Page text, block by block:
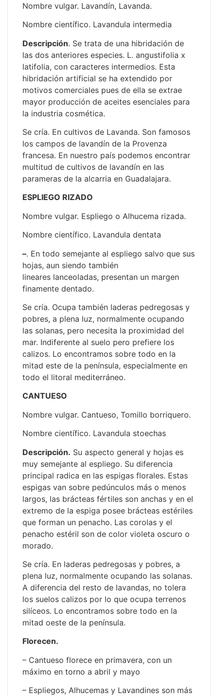
Nombre vulgar. Lavandín, Lavanda.
Nombre científico. Lavandula intermedia
Descripción. Se trata de una hibridación de
las dos anteriores especies. L. angustifolia x
latifolia, con caracteres intermedios. Esta
hibridación artificial se ha extendido por
motivos comerciales pues de ella se extrae
mayor producción de aceites esenciales para
la industria cosmética.
Se cría. En cultivos de Lavanda. Son famosos
los campos de lavandín de la Provenza
francesa. En nuestro país podemos encontrar
multitud de cultivos de lavandín en las
parameras de la alcarria en Guadalajara.
ESPLIEGO RIZADO
Nombre vulgar. Espliego o Alhucema rizada.
Nombre científico. Lavandula dentata
–. En todo semejante al espliego salvo que sus
hojas, aun siendo también
lineares lanceoladas, presentan un margen
finamente dentado.
Se cría. Ocupa también laderas pedregosas y
pobres, a plena luz, normalmente ocupando
las solanas, pero necesita la proximidad del
mar. Indiferente al suelo pero prefiere los
calizos. Lo encontramos sobre todo en la
mitad este de la península, especialmente en
todo el litoral mediterráneo.
CANTUESO
Nombre vulgar. Cantueso, Tomillo borriquero.
Nombre científico. Lavandula stoechas
Descripción. Su aspecto general y hojas es
muy semejante al espliego. Su diferencia
principal radica en las espigas florales. Estas
espigas van sobre pedúnculos más o menos
largos, las brácteas fértiles son anchas y en el
extremo de la espiga posee brácteas estériles
que forman un penacho. Las corolas y el
penacho estéril son de color violeta oscuro o
morado.
Se cría. En laderas pedregosas y pobres, a
plena luz, normalmente ocupando las solanas.
A diferencia del resto de lavandas, no tolera
los suelos calizos por lo que ocupa terrenos
silíceos. Lo encontramos sobre todo en la
mitad oeste de la península.
Florecen.
– Cantueso florece en primavera, con un
máximo en torno a abril y mayo
– Espliegos, Alhucemas y Lavandines son más